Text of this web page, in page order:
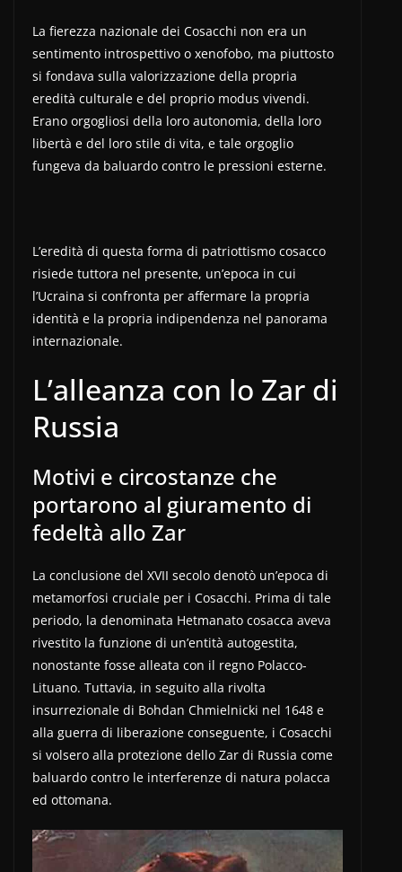
La fierezza nazionale dei Cosacchi non era un
sentimento introspettivo o xenofobo, ma piuttosto
si fondava sulla valorizzazione della propria
eredità culturale e del proprio modus vivendi.
Erano orgogliosi della loro autonomia, della loro
libertà e del loro stile di vita, e tale orgoglio
fungeva da baluardo contro le pressioni esterne.
L’eredità di questa forma di patriottismo cosacco
risiede tuttora nel presente, un’epoca in cui
l’Ucraina si confronta per affermare la propria
identità e la propria indipendenza nel panorama
internazionale.
L’alleanza con lo Zar di
Russia
Motivi e circostanze che
portarono al giuramento di
fedeltà allo Zar
La conclusione del XVII secolo denotò un’epoca di
metamorfosi cruciale per i Cosacchi. Prima di tale
periodo, la denominata Hetmanato cosacca aveva
rivestito la funzione di un’entità autogestita,
nonostante fosse alleata con il regno Polacco-
Lituano. Tuttavia, in seguito alla rivolta
insurrezionale di Bohdan Chmielnicki nel 1648 e
alla guerra di liberazione conseguente, i Cosacchi
si volsero alla protezione dello Zar di Russia come
baluardo contro le interferenze di natura polacca
ed ottomana.